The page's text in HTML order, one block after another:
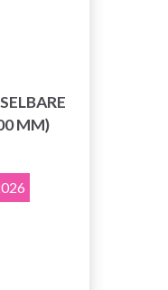
MM)